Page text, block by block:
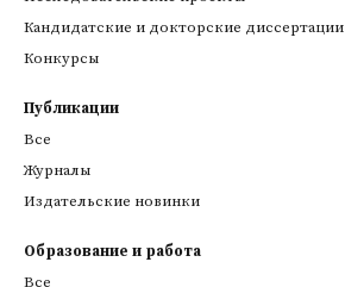
Кандидатские и докторские диссертации
Конкурсы
Публикации
Все
Журналы
Издательские новинки
Образование и работа
Все